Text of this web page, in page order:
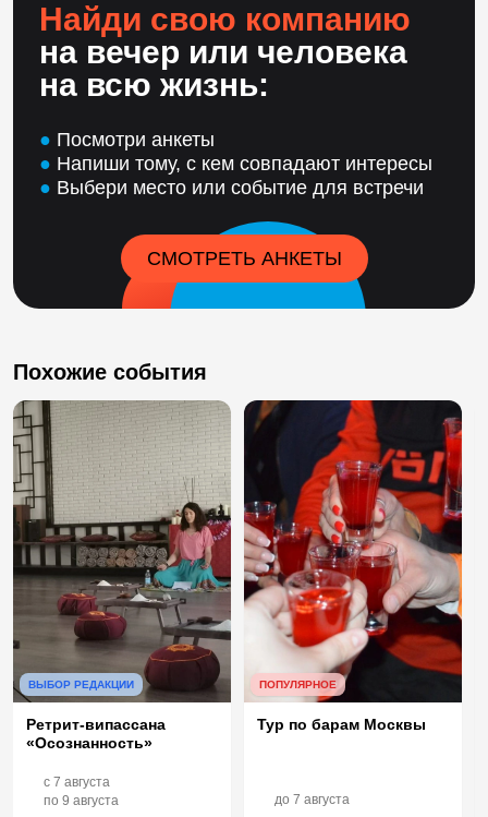
Найди свою компанию
на вечер или человека
на всю жизнь:
● Посмотри анкеты
● Напиши тому, с кем совпадают интересы
● Выбери место или событие для встречи
СМОТРЕТЬ АНКЕТЫ
Похожие события
ВЫБОР РЕДАКЦИИ
Ретрит-випассана
«Осознанность»
c 7 августа
по 9 августа
ПОПУЛЯРНОЕ
Тур по барам Москвы
до 7 августа